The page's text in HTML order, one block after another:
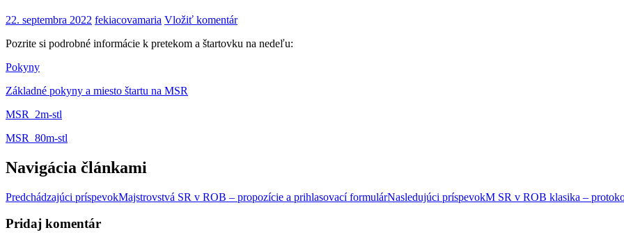
22. septembra 2022 fekiacovamaria Vložiť komentár
Pozrite si podrobné informácie k pretekom a štartovku na nedeľu:
Pokyny
Základné pokyny a miesto štartu na MSR
MSR_2m-stl
MSR_80m-stl
Navigácia článkami
Predchádzajúci príspevokMajstrovstvá SR v ROB – propozície a prihlasovací formulárNasledujúci príspevokM SR v ROB klasika –
Pridaj komentár